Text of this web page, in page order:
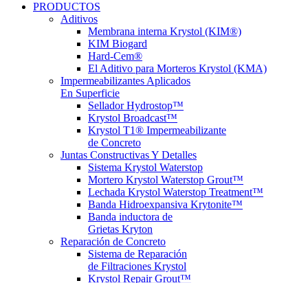
PRODUCTOS
Aditivos
Membrana interna Krystol (KIM®)
KIM Biogard
Hard-Cem®
El Aditivo para Morteros Krystol (KMA)
Impermeabilizantes Aplicados
En Superficie
Sellador Hydrostop™
Krystol Broadcast™
Krystol T1® Impermeabilizante
de Concreto
Juntas Constructivas Y Detalles
Sistema Krystol Waterstop
Mortero Krystol Waterstop Grout™
Lechada Krystol Waterstop Treatment™
Banda Hidroexpansiva Krytonite™
Banda inductora de
Grietas Kryton
Reparación de Concreto
Sistema de Reparación
de Filtraciones Krystol
Krystol Repair Grout™